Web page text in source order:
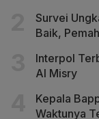
Survei
Baik,
Interpol
Al Misry
Kepala
Waktunya